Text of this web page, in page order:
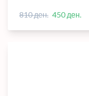
810 ден. 450 ден.